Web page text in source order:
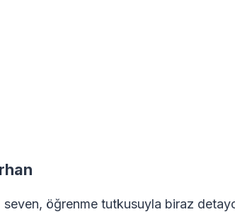
seven, öğrenme tutkusuyla biraz